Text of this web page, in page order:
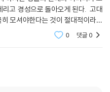
고 경성으로 돌아오게 된다. 고대
모셔야한다는 것이 절대적이라서
0 댓글0